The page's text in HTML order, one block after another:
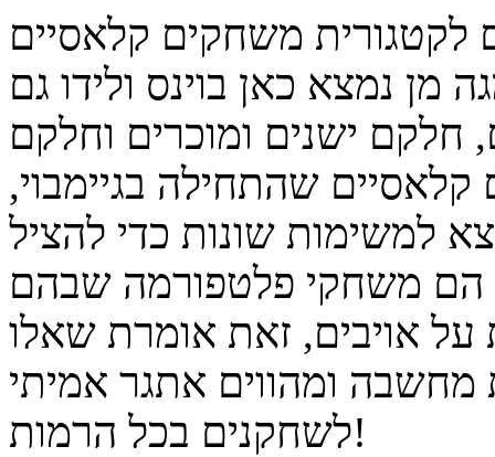
מן נמצא כאן בוינס ולידו גם
ישנים ומוכרים וחלקם
שהתחילה בגיימבוי,
למשימות שונות כדי להציל
הם משחקי פלטפורמה שבהם
על אויבים, זאת אומרת שאלו
מחשבה ומהווים אתגר אמיתי
לשחקנים בכל הרמות!